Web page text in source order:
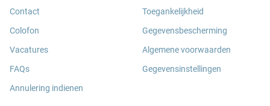
Contact
Colofon
Vacatures
FAQs
Annulering indienen
Toegankelijkheid
Gegevensbescherming
Algemene voorwaarden
Gegevensinstellingen